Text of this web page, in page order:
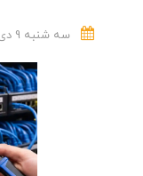
سه شنبه 9 دی 1404